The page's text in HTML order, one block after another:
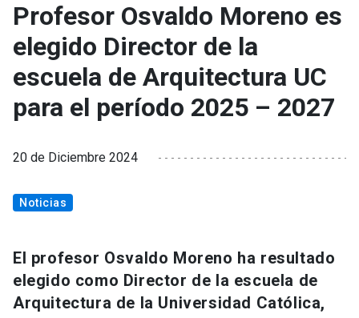
Profesor Osvaldo Moreno es
elegido Director de la
escuela de Arquitectura UC
para el período 2025 – 2027
20 de Diciembre 2024
Noticias
El profesor Osvaldo Moreno ha resultado
elegido como Director de la escuela de
Arquitectura de la Universidad Católica,